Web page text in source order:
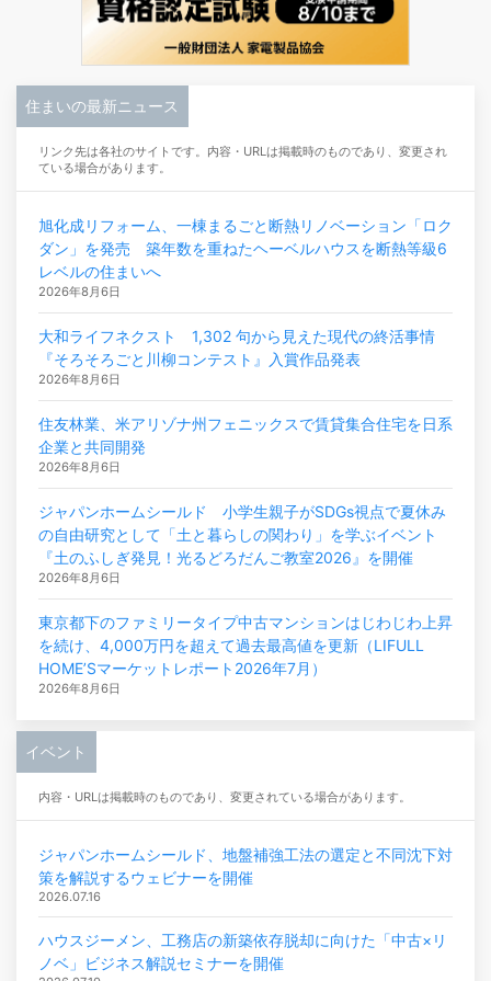
住まいの最新ニュース
リンク先は各社のサイトです。内容・URLは掲載時のものであり、変更され
ている場合があります。
旭化成リフォーム、一棟まるごと断熱リノベーション「ロク
ダン」を発売 築年数を重ねたヘーベルハウスを断熱等級6
レベルの住まいへ
2026年8月6日
大和ライフネクスト 1,302 句から見えた現代の終活事情
『そろそろごと川柳コンテスト』入賞作品発表
2026年8月6日
住友林業、米アリゾナ州フェニックスで賃貸集合住宅を日系
企業と共同開発
2026年8月6日
ジャパンホームシールド 小学生親子がSDGs視点で夏休み
の自由研究として「土と暮らしの関わり」を学ぶイベント
『土のふしぎ発見！光るどろだんご教室2026』を開催
2026年8月6日
東京都下のファミリータイプ中古マンションはじわじわ上昇
を続け、4,000万円を超えて過去最高値を更新（LIFULL
HOME’Sマーケットレポート2026年7月）
2026年8月6日
イベント
内容・URLは掲載時のものであり、変更されている場合があります。
ジャパンホームシールド、地盤補強工法の選定と不同沈下対
策を解説するウェビナーを開催
2026.07.16
ハウスジーメン、工務店の新築依存脱却に向けた「中古×リ
ノベ」ビジネス解説セミナーを開催